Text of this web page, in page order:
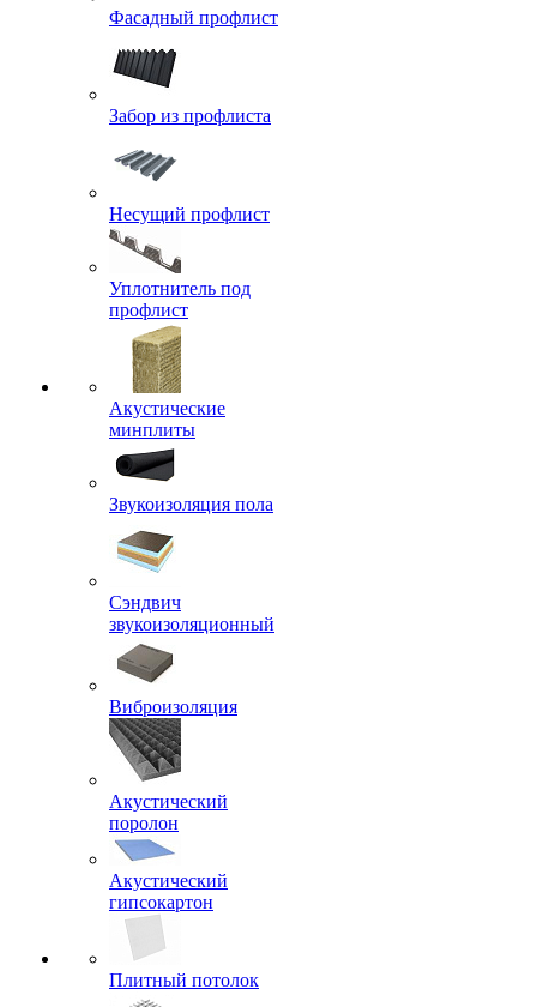
Фасадный профлист
Забор из профлиста
Несущий профлист
Уплотнитель под
профлист
Акустические
минплиты
Звукоизоляция пола
Сэндвич
звукоизоляционный
Виброизоляция
Акустический
поролон
Акустический
гипсокартон
Плитный потолок